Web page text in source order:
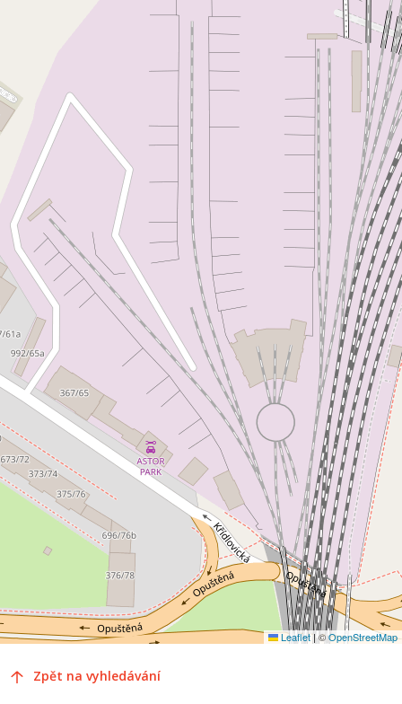
Leaflet |©OpenStreetMap
Zpět na vyhledávání